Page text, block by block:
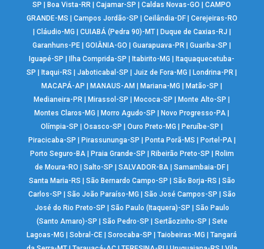
SP
Boa Vista-RR |Cajamar-SP |Caldas Novas-GO |CAMPO
GRANDE-MS
Campos Jordão-SP Ceilândia-DF| Cerejeiras-RO
Cláudio-MG CUIABÁ (Pedra 90)-MT| Duque de Caxias-RJ
Garanhuns-PE |GOIÂNIA-GO |Guarapuava-PR |Guariba-SP
Iguapé-SP
Ilha Comprida-SP Itabirito-MG
Itaquaquecetuba-
SP
Itaqui-RS |Jaboticabal-SP |Juiz de Fora-MG Londrina-PR
MACAPÁ-AP
MANAUS-AM Mariana-MG Matão-SP
Medianeira-PR
Mirassol-SP Mococa-SP Monte Alto-SP
Montes Claros-MG
Morro Agudo-SP Novo Progresso-PA
Olímpia-SP
|Osasco-SP |Ouro Preto-MG Peruíbe-SP
Piracicaba-SP
Pirassununga-SP Ponta Porã-MS Portel-PA|
Porto Seguro-BA| Praia Grande-SP Ribeirão Preto-SP
Rolim
de Moura-RO
|Salto-SP |SALVADOR-BA |Samambaia-DF
Santa Maria-RS
São Bernardo Campo-SP São Borja-RS
São
Carlos-SP
São João Paraíso-MG São José Campos-SP
São
José do Rio Preto-SP
São Paulo (Itaquera)-SP
São Paulo
(Santo Amaro)-SP
São Pedro-SP Sertãozinho-SP
Sete
Lagoas-MG
|Sobral-CE |Sorocaba-SP |Taiobeiras-MG |Tangará